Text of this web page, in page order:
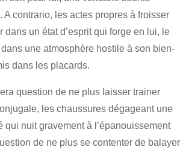
A contrario, les actes propres à froisser
dans un état d’esprit qui forge en lui, le
une atmosphère hostile à son bien-
dans les placards.
question de ne plus laisser trainer
les chaussures dégageant une
qui nuit gravement à l’épanouissement
de ne plus se contenter de balayer